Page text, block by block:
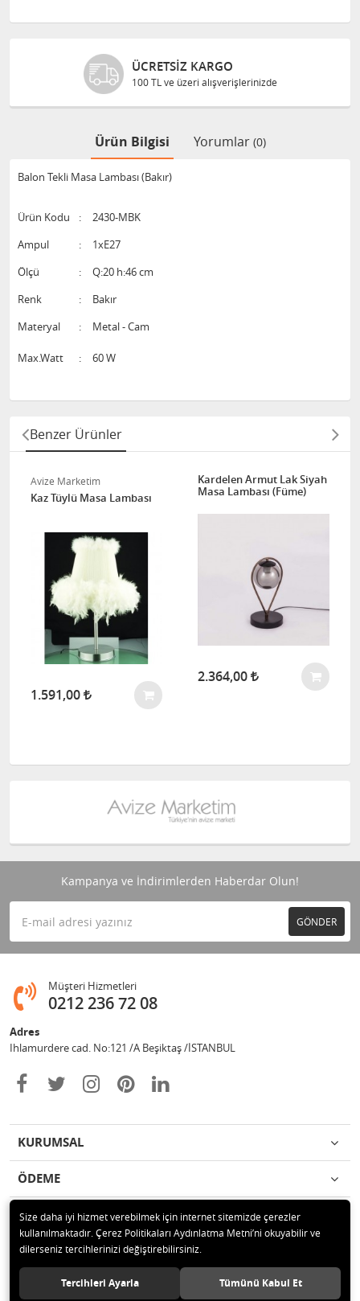
ÜCRETSIZ KARGO
100 TL ve üzeri alışverişlerinizde
Ürün Bilgisi Yorumlar (0)
Balon Tekli Masa Lambası (Bakır)
Ürün Kodu :
2430-MBK
Ampul
:
1xE27
Ölçü
:
Q:20 h:46 cm
Renk
:
Bakır
Materyal
: Metal - Cam
Max.Watt : 60 W
Benzer Ürünler
Avize Marketim
Kaz Tüylü Masa Lambası
1.591,00
Kardelen Armut Lak Siyah
Masa Lambası (Füme)
2.364,00
Kampanya ve İndirimlerden Haberdar Olun!
GÖNDER
Müşteri Hizmetleri
0212 236 72 08
Adres
Ihlamurdere cad. No:121 /A Beşiktaş /İSTANBUL
KURUMSAL
ÖDEME
İLETİŞİM
© 2020 Avize Marketim Tüm hakları saklıdır.
Size daha iyi hizmet verebilmek için internet sitemizde çerezler
kullanılmaktadır. Çerez Politikaları Aydınlatma Metni’ni okuyabilir ve
dilerseniz tercihlerinizi değiştirebilirsiniz.
Tercihleri Ayarla Tümünü Kabul Et